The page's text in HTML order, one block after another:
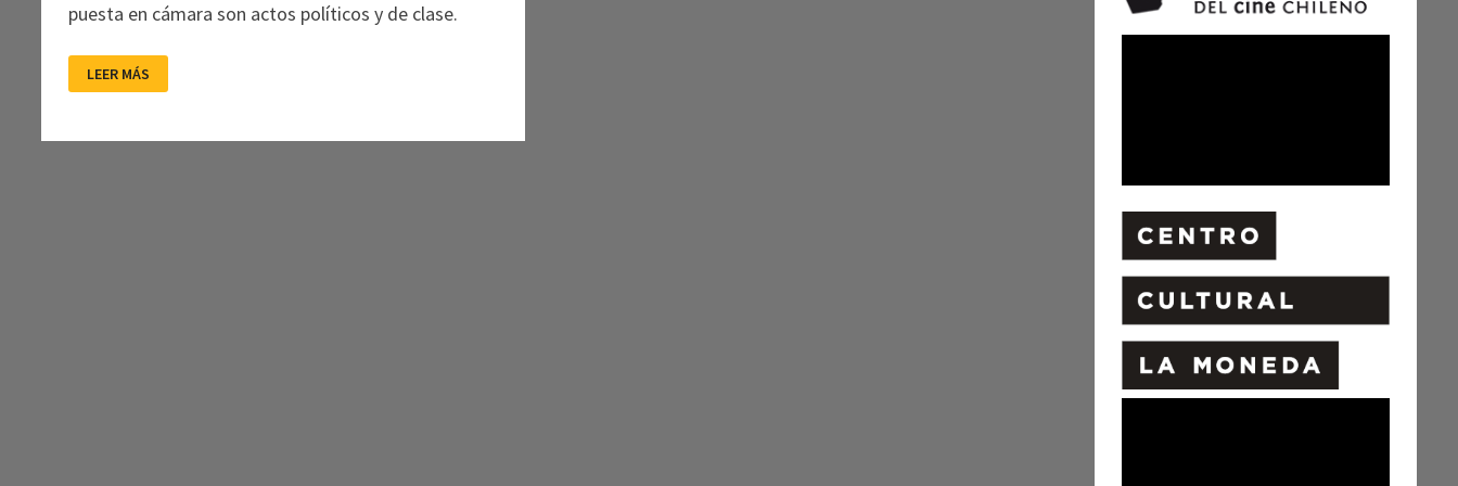
puesta en cámara son actos políticos y de clase.
D’AMORE
LEER MÁS